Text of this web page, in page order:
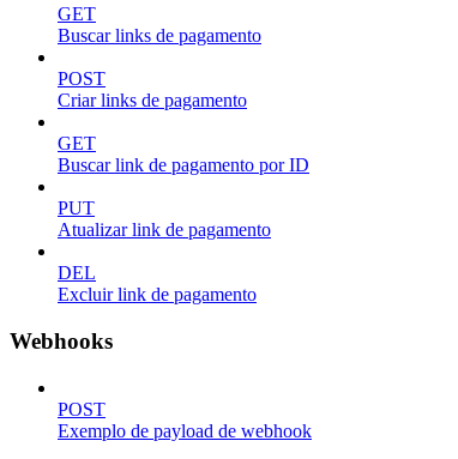
GET
Buscar links de pagamento
POST
Criar links de pagamento
GET
Buscar link de pagamento por ID
PUT
Atualizar link de pagamento
DEL
Excluir link de pagamento
Webhooks
POST
Exemplo de payload de webhook